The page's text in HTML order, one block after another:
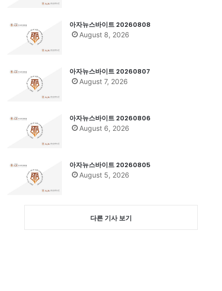
아자뉴스바이트 20260808
August 8, 2026
아자뉴스바이트 20260807
August 7, 2026
아자뉴스바이트 20260806
August 6, 2026
아자뉴스바이트 20260805
August 5, 2026
다른 기사 보기